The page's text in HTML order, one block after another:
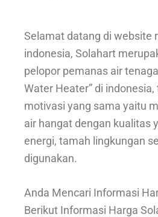
Selamat datang di website
indonesia, Solahart
pelopor pemanas air
Water Heater” di
motivasi yang sama yaitu
air hangat dengan kualitas
energi, tamah lingkungan
digunakan.
Anda Mencari Informasi
Berikut Informasi Harga